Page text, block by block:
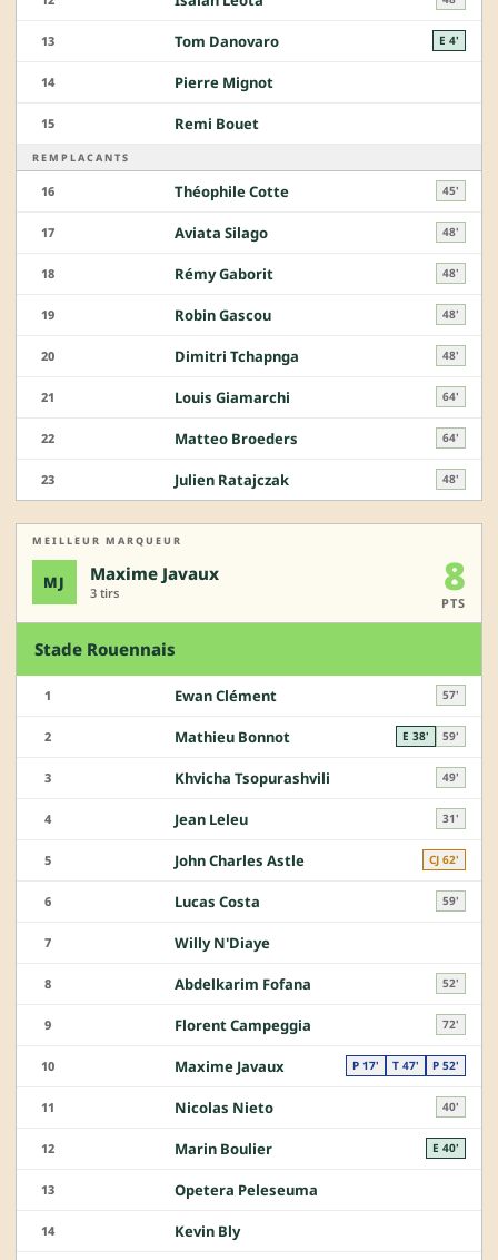
13 Tom Danovaro E 4'
14 Pierre Mignot
15 Remi Bouet
REMPLACANTS
16 Théophile Cotte 45'
17 Aviata Silago 48'
18 Rémy Gaborit 48'
19 Robin Gascou 48'
20 Dimitri Tchapnga 48'
21 Louis Giamarchi 64'
22 Matteo Broeders 64'
23 Julien Ratajczak 48'
MEILLEUR MARQUEUR
MJ Maxime Javaux
3 tirs 8
PTS
Stade Rouennais
1 Ewan Clément 57'
2 Mathieu Bonnot E 38' 59'
3 Khvicha Tsopurashvili 49'
4 Jean Leleu 31'
5 John Charles Astle CJ 62'
6 Lucas Costa 59'
7 Willy N'Diaye
8 Abdelkarim Fofana 52'
9 Florent Campeggia 72'
10 Maxime Javaux P 17' T 47' P 52'
11 Nicolas Nieto 40'
12 Marin Boulier E 40'
13 Opetera Peleseuma
14 Kevin Bly